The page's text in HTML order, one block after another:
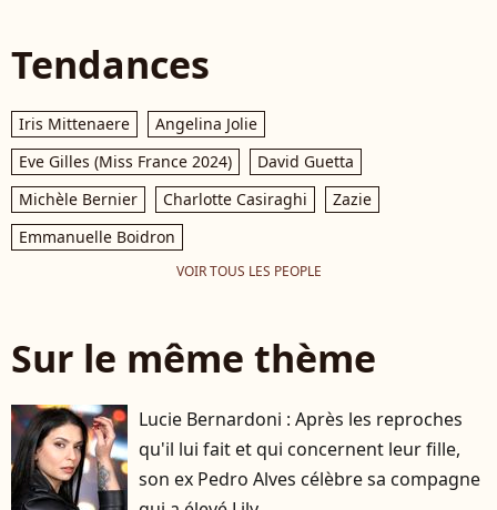
Tendances
Iris Mittenaere
Angelina Jolie
Eve Gilles (Miss France 2024)
David Guetta
Michèle Bernier
Charlotte Casiraghi
Zazie
Emmanuelle Boidron
VOIR TOUS LES PEOPLE
Sur le même thème
Lucie Bernardoni : Après les reproches
qu'il lui fait et qui concernent leur fille,
son ex Pedro Alves célèbre sa compagne